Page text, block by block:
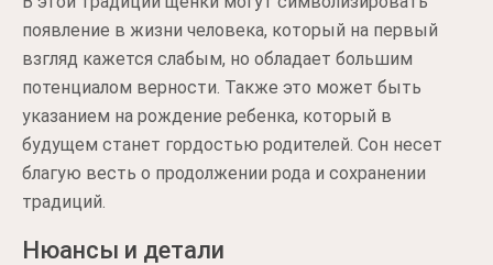
появление в жизни человека, который на первый
взгляд кажется слабым, но обладает большим
потенциалом верности. Также это может быть
указанием на рождение ребенка, который в
будущем станет гордостью родителей. Сон несет
благую весть о продолжении рода и сохранении
традиций.
Нюансы и детали